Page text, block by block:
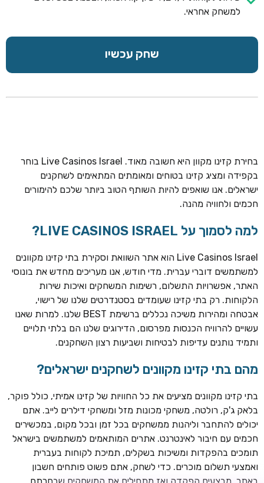
חבילת קבלת פנים: בונוס 100% עד 300€ + 100 ספיני בונוס על
ההפקדה הראשונה
CASOO
בונוס מתגלגל עד 2,000 ₪ + 200 ספינים חינם לשחקנים
חדשים
ROYSPINS
חינם על ההפקדות הראשונות
למשחק אחראי.
שחק עכשיו
בחירת קזינו מקוון היא חשובה מאוד. Live Casinos Israel בוחר
בקפידה ומציג קזינו בטוחים ומאומתים המתאימים לשחקנים
ישראלים. אנו שואפים להיות השותף הטוב ביותר שלכם להימורים
חכמים ולחוויה מהנה.
למה לסמוך על LIVE CASINOS ISRAEL?
Live Casinos Israel הוא אתר השוואת וסקירת בתי קזינו מקוונים
למשתמשים דוברי עברית. מדי חודש, אנו מעריכים מחדש את בונוסי
האתר, אפשרויות התשלום, רשימות המשחקים ואיכות שירות
הלקוחות. רק בתי קזינו שעומדים בסטנדרטים שלנו של רישוי,
אבטחה ומהירות משיכה נכללים ברשימת BEST שלנו. למרות שאנו
עשויים להרוויח הכנסות מפרסום, הדירוגים שלנו הם בלתי תלויים
ותמיד נותנים עדיפות לבטיחות ושביעות רצון השחקנים.
מהם בתי קזינו מקוונים לשחקנים ישראלים?
בתי קזינו מקוונים מציעים את כל החוויות של קזינו אמיתי, כולל פוקר,
בלאק ג'ק, רולטה, משחקי מכונות מזל ומשחקי דילרים לייב. אתם
יכולים להתחבר וליהנות ממשחקים בכל זמן ובכל מקום, במכשירים
חכמים עם חיבור לאינטרנט. אתרים המותאמים למשתמשים בישראל
תומכים בהפקדות ומשיכות בשקלים, תמיכת לקוחות בעברית
ואמצעי תשלום מוכרים. כדי לשחק, אתם פשוט פותחים חשבון